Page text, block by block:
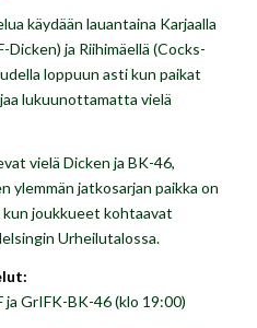
käydään lauantaina Karjaalla
ja Riihimäellä (Cocks-
loppuun asti kun paikat
lukuunottamatta vielä
vielä Dicken ja BK-46,
ylemmän jatkosarjan paikka on
kun joukkueet kohtaavat
Urheilutalossa.
ja GrIFK-BK-46 (klo 19:00)